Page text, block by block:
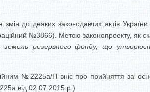
до деяких законодавчих актів
№3866). Метою законопроекту, як
земель резервного фонду, що
№2225а/П вніс про прийняття за
від 02.07.2015 р.)